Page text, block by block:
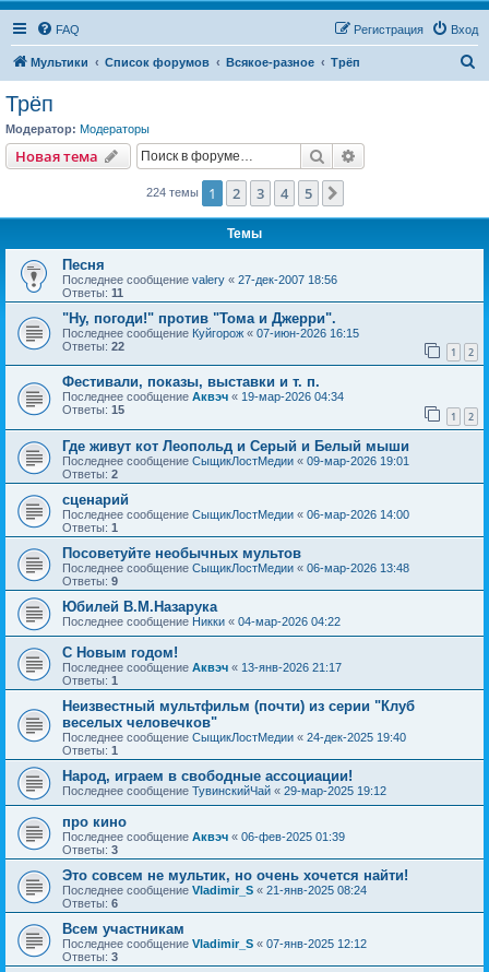
FAQ Вход
Регистрация
Мультики Список форумов Всякое-разное Трёп
Трёп
Модератор: Модераторы
Новая тема Поиск
224 темы 1 2 3 4 5
Темы
Песня
Последнее сообщение valery « 27-дек-2007 18:56
Ответы: 11
"Ну, погоди!" против "Тома и Джерри".
Последнее сообщение Куйгорож « 07-июн-2026 16:15
Ответы: 22 1 2
Фестивали, показы, выставки и т. п.
Последнее сообщение Аквэч « 19-мар-2026 04:34
Ответы: 15 1 2
Где живут кот Леопольд и Серый и Белый мыши
Последнее сообщение СыщикЛостМедии « 09-мар-2026 19:01
Ответы: 2
сценарий
Последнее сообщение СыщикЛостМедии « 06-мар-2026 14:00
Ответы: 1
Посоветуйте необычных мультов
Последнее сообщение СыщикЛостМедии « 06-мар-2026 13:48
Ответы: 9
Юбилей В.М.Назарука
Последнее сообщение Никки « 04-мар-2026 04:22
С Новым годом!
Последнее сообщение Аквэч « 13-янв-2026 21:17
Ответы: 1
Неизвестный мультфильм (почти) из серии "Клуб
веселых человечков"
Последнее сообщение СыщикЛостМедии « 24-дек-2025 19:40
Ответы: 1
Народ, играем в свободные ассоциации!
Последнее сообщение ТувинскийЧай « 29-мар-2025 19:12
про кино
Последнее сообщение Аквэч « 06-фев-2025 01:39
Ответы: 3
Это совсем не мультик, но очень хочется найти!
Последнее сообщение Vladimir_S « 21-янв-2025 08:24
Ответы: 6
Всем участникам
Последнее сообщение Vladimir_S « 07-янв-2025 12:12
Ответы: 3